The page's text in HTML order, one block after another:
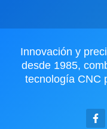
Innovación y
desde 1985,
tecnología CNC